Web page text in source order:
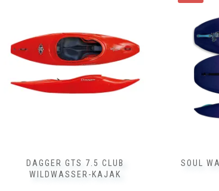
DAGGER GTS 7.5 CLUB
WILDWASSER-KAJAK
SOUL
Produkt